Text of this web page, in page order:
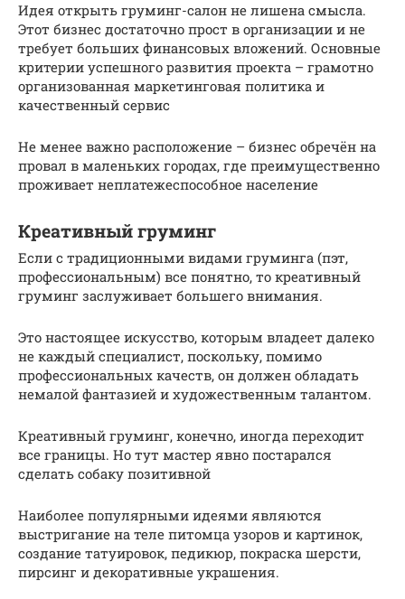
Идея открыть груминг-салон не лишена смысла.
Этот бизнес достаточно прост в организации и не
требует больших финансовых вложений. Основные
критерии успешного развития проекта – грамотно
организованная маркетинговая политика и
качественный сервис
Не менее важно расположение – бизнес обречён на
провал в маленьких городах, где преимущественно
проживает неплатежеспособное население
Креативный груминг
Если с традиционными видами груминга (пэт,
профессиональным) все понятно, то креативный
груминг заслуживает большего внимания.
Это настоящее искусство, которым владеет далеко
не каждый специалист, поскольку, помимо
профессиональных качеств, он должен обладать
немалой фантазией и художественным талантом.
Креативный груминг, конечно, иногда переходит
все границы. Но тут мастер явно постарался
сделать собаку позитивной
Наиболее популярными идеями являются
выстригание на теле питомца узоров и картинок,
создание татуировок, педикюр, покраска шерсти,
пирсинг и декоративные украшения.